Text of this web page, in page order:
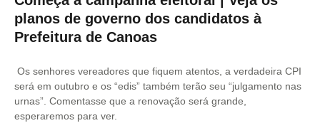
planos de governo dos candidatos à
Prefeitura de Canoas
Os senhores vereadores que fiquem atentos, a verdadeira CPI
será em outubro e os “edis” também terão seu “julgamento nas
urnas”. Comentasse que a renovação será grande,
esperaremos para ver.